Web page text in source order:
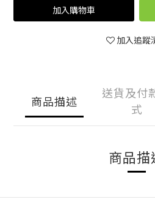
加入購物車
加入追蹤
商品描述
送貨及付
式
商品描